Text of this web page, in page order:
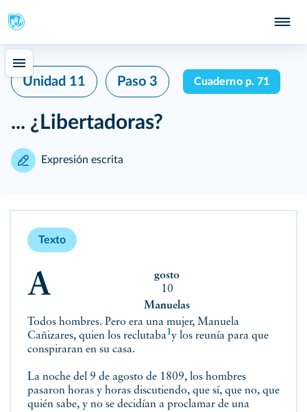
Unidad 11 Paso 3 Cuaderno p. 71
... ¿Libertadoras?
Expresión escrita
Texto
Agosto
10
Manuelas
Todos hombres. Pero era una mujer, Manuela
Cañizares, quien los reclutaba1y los reunía para que
conspiraran en su casa.
La noche del 9 de agosto de 1809, los hombres
pasaron horas y horas discutiendo, que sí, que no, que
quién sabe, y no se decidían a proclamar de una